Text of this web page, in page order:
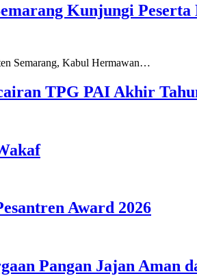
Kunjungi
Semarang, Kabul Hermawan…
TPG PAI Akhir
Award 2026
Pangan Jajan Aman